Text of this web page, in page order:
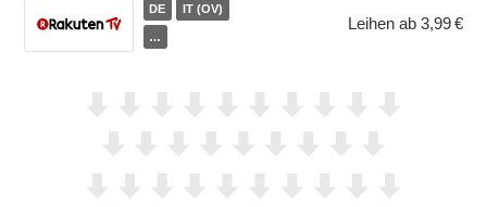
DE IT (OV)
…
Leihen ab 3,99 €